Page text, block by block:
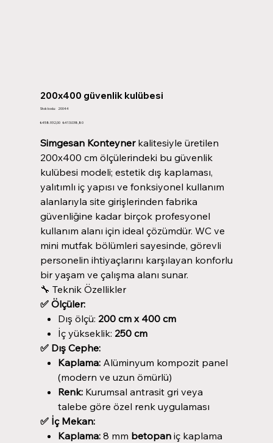
200x400 güvenlik kulübesi
Stok kodu:
Stok
20044
20044
Orijinal
₺458.932,00 İndirimli
₺413.038,80
Simgesan Konteynerkalitesiyle üretilen
200x400 cm ölçülerindeki bu güvenlik
kulübesi modeli; estetik dış kaplaması,
yalıtımlı iç yapısı ve fonksiyonel kullanım
alanlarıyla site girişlerinden fabrika
güvenliğine kadar birçok profesyonel
kullanım alanı için ideal çözümdür. WC ve
mini mutfak bölümleri sayesinde, görevli
personelin ihtiyaçlarını karşılayan konforlu
bir yaşam ve çalışma alanı sunar.
🔧 Teknik Özellikler
✅ Ölçüler:
Dış ölçü: 200 cm x 400 cm
İç yükseklik: 250 cm
✅ Dış Cephe:
Kaplama:Alüminyum kompozit panel
(modern ve uzun ömürlü)
Renk:Kurumsal antrasit gri veya
talebe göre özel renk uygulaması
✅ İç Mekan:
Kaplama:8 mm betopaniç kaplama